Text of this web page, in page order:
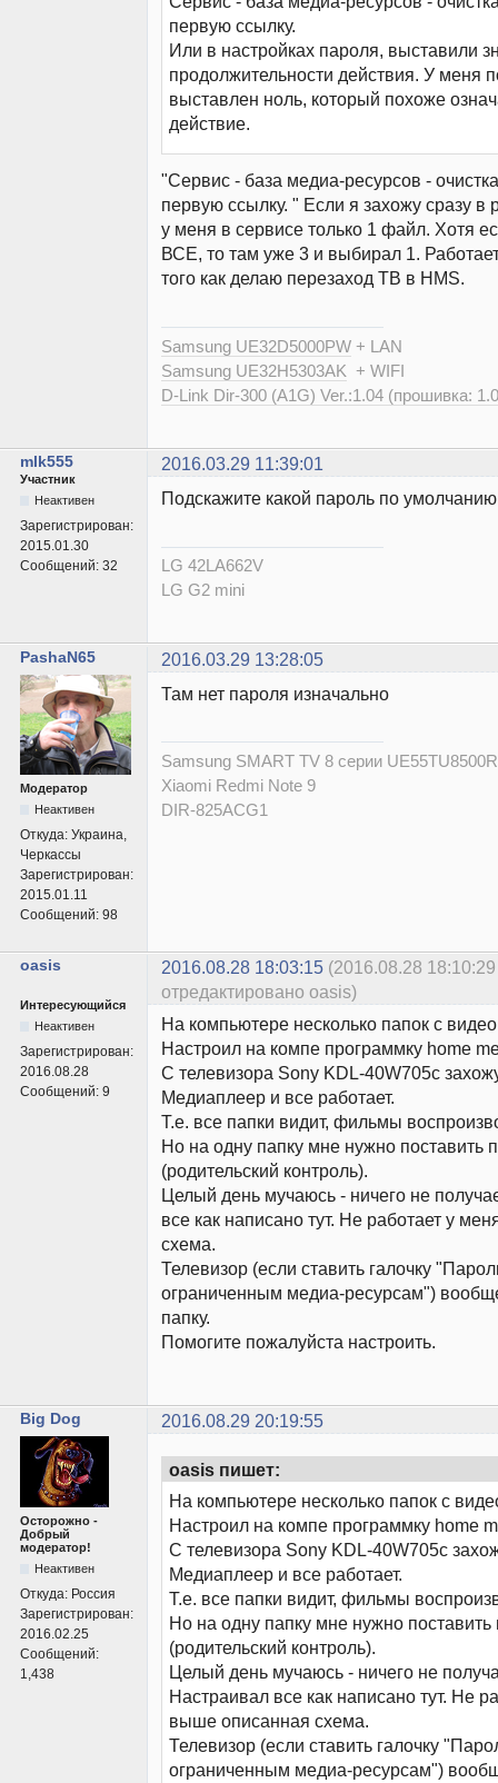
первую ссылку.
Или в настройках пароля, выставили
продолжительности действия. У меня
выставлен ноль, который похоже
действие.
"Сервис - база медиа-ресурсов -
первую ссылку. " Если я захожу сразу
у меня в сервисе только 1 файл. Хотя
ВСЕ, то там уже 3 и выбирал 1.
того как делаю перезаход ТВ в HMS.
Samsung UE32D5000PW + LAN
Samsung UE32H5303AK + WIFI
D-Link Dir-300 (A1G) Ver.:1.04 (прошивка:
mlk555 2016.03.29 11:39:01
Участник
Неактивен
Зарегистрирован:
2015.01.30
Сообщений: 32
Подскажите какой пароль по
LG 42LA662V
LG G2 mini
PashaN65 2016.03.29 13:28:05
Модератор
Неактивен
Откуда: Украина,
Черкассы
Зарегистрирован:
2015.01.11
Сообщений: 98
Там нет пароля изначально
Samsung SMART TV 8 серии
Xiaomi Redmi Note 9
DIR-825ACG1
oasis 2016.08.28 18:03:15 (2016.08.28 18:10:29
отредактировано oasis)
Интересующийся
Неактивен
Зарегистрирован:
2016.08.28
Сообщений: 9
На компьютере несколько папок с
Настроил на компе программку home
С телевизора Sony KDL-40W705c
Медиаплеер и все работает.
Т.е. все папки видит, фильмы
Но на одну папку мне нужно поставить
(родительский контроль).
Целый день мучаюсь - ничего не
все как написано тут. Не работает у
схема.
Телевизор (если ставить галочку
ограниченным медиа-ресурсам")
папку.
Помогите пожалуйста настроить.
Big Dog 2016.08.29 20:19:55
Осторожно -
Добрый
модератор!
Неактивен
Откуда: Россия
Зарегистрирован:
2016.02.25
Сообщений:
1,438
oasis пишет:
На компьютере несколько папок с
Настроил на компе программку home
С телевизора Sony KDL-40W705c
Медиаплеер и все работает.
Т.е. все папки видит, фильмы
Но на одну папку мне нужно поставить
(родительский контроль).
Целый день мучаюсь - ничего не
Настраивал все как написано тут. Не
выше описанная схема.
Телевизор (если ставить галочку
ограниченным медиа-ресурсам")